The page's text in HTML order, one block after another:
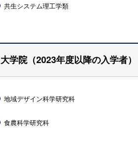
共生システム理工学類
大学院（2023年度以降の入学者）
地域デザイン科学研究科
食農科学研究科